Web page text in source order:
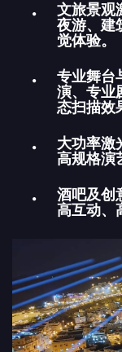
文旅景观
夜游、建
觉体验。
专业舞台
演、专业
态扫描效
大功率激
高规格演
酒吧及创
高互动、